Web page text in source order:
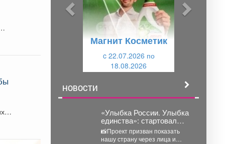
Магнит Косметик
c 22.07.2026 по
18.08.2026
НОВОСТИ
«Улыбка России. Улыбка
единства»: стартовал
новый всероссийский
фотопроект!
📸Проект призван показать
нашу страну через лица и